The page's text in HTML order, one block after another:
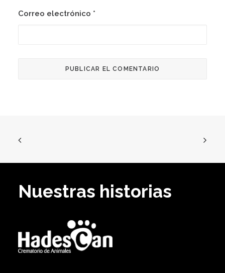
Correo electrónico *
Nuestras historias